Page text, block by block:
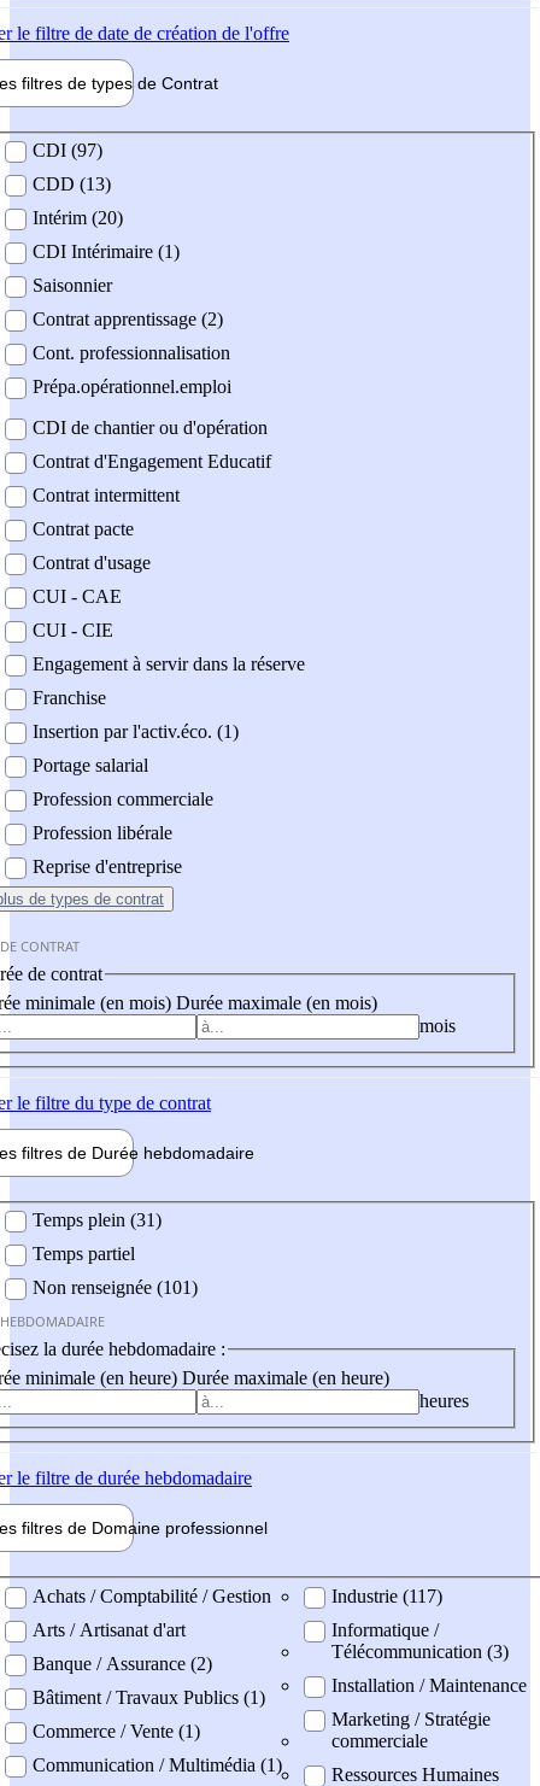
le filtre de date de création de l'offre
filtres de types de Contrat
contrat
CDI (97)
CDD (13)
Intérim (20)
CDI Intérimaire (1)
Saisonnier
Contrat apprentissage (2)
Cont. professionnalisation
Prépa.opérationnel.emploi
CDI de chantier ou d'opération
Contrat d'Engagement Educatif
Contrat intermittent
Contrat pacte
Contrat d'usage
CUI - CAE
CUI - CIE
Engagement à servir dans la réserve
Franchise
Insertion par l'activ.éco. (1)
Portage salarial
Profession commerciale
Profession libérale
Reprise d'entreprise
de types de contrat
CONTRAT
de contrat
minimale (en mois) Durée maximale (en mois)
mois
le filtre du type de contrat
filtres de Durée hebdomadaire
Temps plein (31)
Temps partiel
Non renseignée (101)
la durée hebdomadaire :
minimale (en heure) Durée maximale (en heure)
heures
le filtre de durée hebdomadaire
filtres de Domaine professionnel
professionel
Achats / Comptabilité / Gestion
Arts / Artisanat d'art
Banque / Assurance (2)
Bâtiment / Travaux Publics (1)
Commerce / Vente (1)
Communication / Multimédia (1)
Industrie (117)
Informatique /
Télécommunication (3)
Installation / Maintenance
Marketing / Stratégie
commerciale
Ressources Humaines